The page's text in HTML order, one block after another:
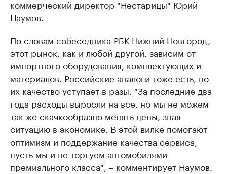
коммерческий директор "Нестарицы" Юрий
Наумов.
По словам собеседника РБК-Нижний Новгород,
этот рынок, как и любой другой, зависим от
импортного оборудования, комплектующих и
материалов. Российские аналоги тоже есть, но
их качество уступает в разы. "За последние два
года расходы выросли на все, но мы не можем
так же скачкообразно менять цены, зная
ситуацию в экономике. В этой вилке помогают
оптимизм и поддержание качества сервиса,
пусть мы и не торгуем автомобилями
премиального класса", – комментирует Наумов.